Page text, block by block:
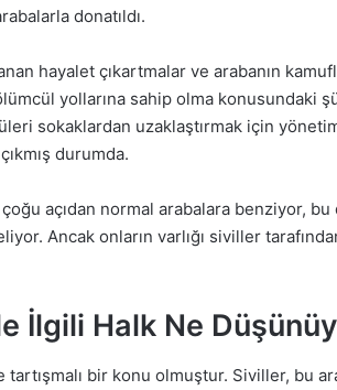
donatıldı.
hayalet çıkartmalar ve arabanın
yollarına sahip olma konusundaki
sokaklardan uzaklaştırmak için
durumda.
açıdan normal arabalara benziyor, bu
Ancak onların varlığı siviller
İlgili Halk Ne
bir konu olmuştur. Siviller, bu